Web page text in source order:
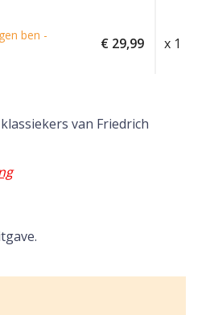
ben -
€ 29,99 x 1
van Friedrich